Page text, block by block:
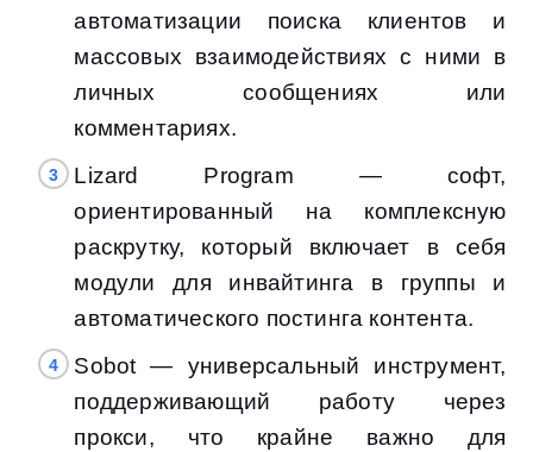
автоматизации поиска клиентов и
массовых взаимодействиях с ними в
личных сообщениях или
комментариях.
Lizard Program — софт,
ориентированный на комплексную
раскрутку, который включает в себя
модули для инвайтинга в группы и
автоматического постинга контента.
Sobot — универсальный инструмент,
поддерживающий работу через
прокси, что крайне важно для